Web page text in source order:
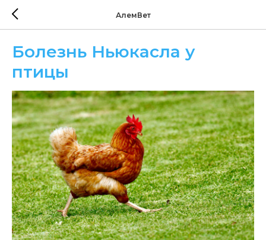
АлемВет
Болезнь Ньюкасла у
птицы